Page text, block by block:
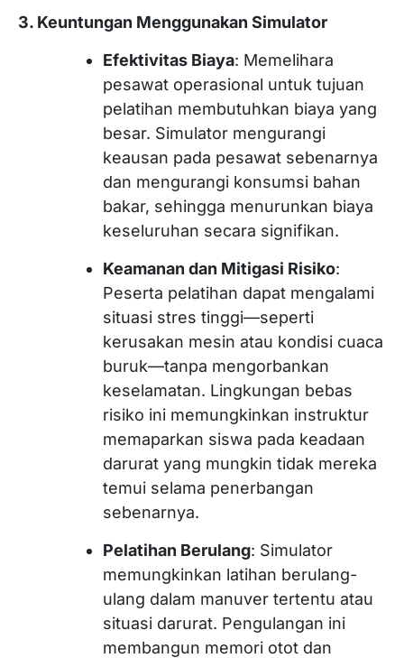
3. Keuntungan Menggunakan Simulator
Efektivitas Biaya: Memelihara
pesawat operasional untuk tujuan
pelatihan membutuhkan biaya yang
besar. Simulator mengurangi
keausan pada pesawat sebenarnya
dan mengurangi konsumsi bahan
bakar, sehingga menurunkan biaya
keseluruhan secara signifikan.
Keamanan dan Mitigasi Risiko:
Peserta pelatihan dapat mengalami
situasi stres tinggi—seperti
kerusakan mesin atau kondisi cuaca
buruk—tanpa mengorbankan
keselamatan. Lingkungan bebas
risiko ini memungkinkan instruktur
memaparkan siswa pada keadaan
darurat yang mungkin tidak mereka
temui selama penerbangan
sebenarnya.
Pelatihan Berulang: Simulator
memungkinkan latihan berulang-
ulang dalam manuver tertentu atau
situasi darurat. Pengulangan ini
membangun memori otot dan